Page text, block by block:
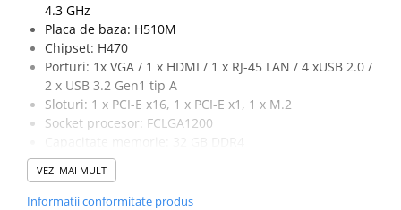
Servere
Hard Disk-uri SERVER
Accesorii server
Cabinete metalice
Carcase server
Memorii RAM Server
Procesoare server
4.3 GHz
Placa de baza: H510M
Chipset: H470
Porturi: 1x VGA / 1 x HDMI / 1 x RJ-45 LAN / 4 xUSB 2.0 /
2 x USB 3.2 Gen1 tip A
Sloturi: 1 x PCI-E x16, 1 x PCI-E x1, 1 x M.2
Socket procesor: FCLGA1200
Capacitate stocare: 512 GB SSD M.2 + 1 TB HDD
Placa video: RTX 2060, 6 GB, 192-bit, 1 x DVI, 1 x HDMI,
2 x DisplayPort, 1 x USB-C
VEZI MAI MULT
Informatii conformitate produs